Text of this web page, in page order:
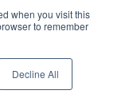
when you visit this
to remember
Decline All